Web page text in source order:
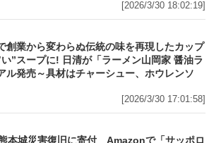
ーメン山岡家監修で創業から変わらぬ伝統の
再現したカップ麺がさらに“濃くて旨い”ス
をリニューアル発売～具材はチャーシュ
、ホウレンソウ、のり
[2026/3/30 17:01:58]
本城災害復旧に寄付 Amazonで「サッポロ
本城復興応援缶』 350ml×24本」が税込